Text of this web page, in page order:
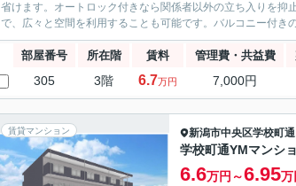
省けます。オートロック付きなら関係者以外の立ち入りを
で、広々と空間を利用することも可能です。バルコニー付
部屋番号 所在階 賃料 管理費・共益費
305 3階 6.7万円 7,000円
賃貸マンション 新潟市中央区学校町
学校町通YMマンシ
6.6万円～6.95万